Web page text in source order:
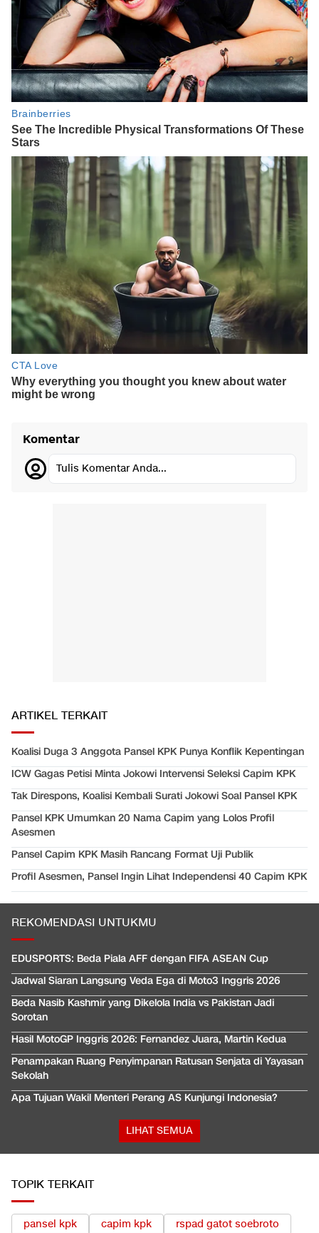
Komentar
Tulis Komentar Anda...
ARTIKEL TERKAIT
Koalisi Duga 3 Anggota Pansel KPK Punya Konflik Kepentingan
ICW Gagas Petisi Minta Jokowi Intervensi Seleksi Capim KPK
Tak Direspons, Koalisi Kembali Surati Jokowi Soal Pansel KPK
Pansel KPK Umumkan 20 Nama Capim yang Lolos Profil
Asesmen
Pansel Capim KPK Masih Rancang Format Uji Publik
Profil Asesmen, Pansel Ingin Lihat Independensi 40 Capim KPK
REKOMENDASI UNTUKMU
EDUSPORTS: Beda Piala AFF dengan FIFA ASEAN Cup
Jadwal Siaran Langsung Veda Ega di Moto3 Inggris 2026
Beda Nasib Kashmir yang Dikelola India vs Pakistan Jadi
Sorotan
Hasil MotoGP Inggris 2026: Fernandez Juara, Martin Kedua
Penampakan Ruang Penyimpanan Ratusan Senjata di Yayasan
Sekolah
Apa Tujuan Wakil Menteri Perang AS Kunjungi Indonesia?
LIHAT SEMUA
TOPIK TERKAIT
pansel kpk capim kpk rspad gatot soebroto